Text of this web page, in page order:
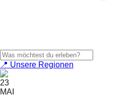
📍 Unsere Regionen
23
MAI